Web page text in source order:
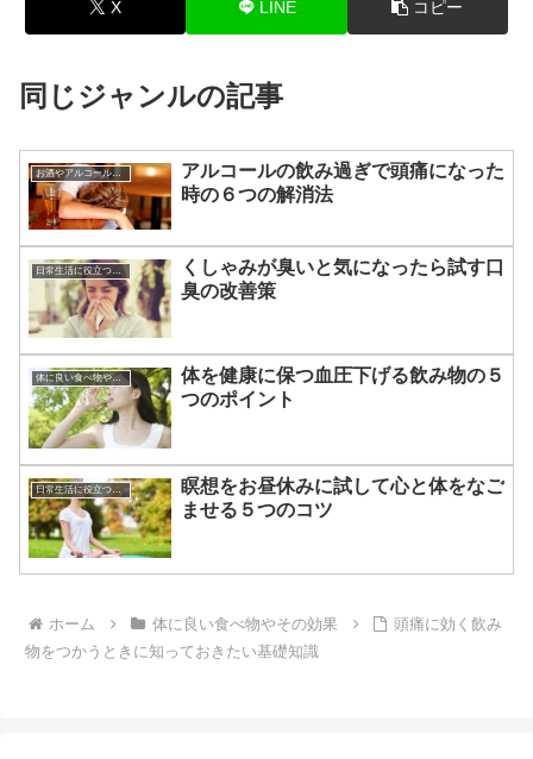
X LINE コピー
同じジャンルの記事
お酒やアルコールのあれこれ
アルコールの飲み過ぎで頭痛になった
時の６つの解消法
日常生活に役立つあれこれ
くしゃみが臭いと気になったら試す口
臭の改善策
体に良い食べ物やその効果
体を健康に保つ血圧下げる飲み物の５
つのポイント
瞑想をお昼休みに試して心と体をなご
ませる５つのコツ
ホーム 体に良い食べ物やその効果
頭痛に効く飲み
物をつかうときに知っておきたい基礎知識